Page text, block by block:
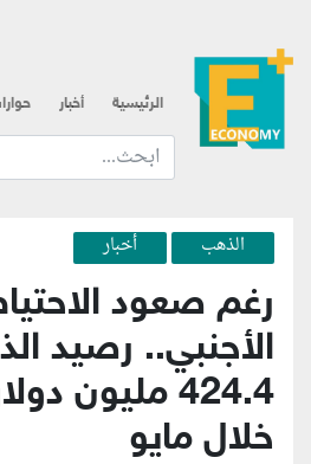
الرئيسية أخبار
ابحث عن... :
الذهب أخبار
رغم صعود
الأجنبي.. رصيد
424.4 مليون
خلال مايو